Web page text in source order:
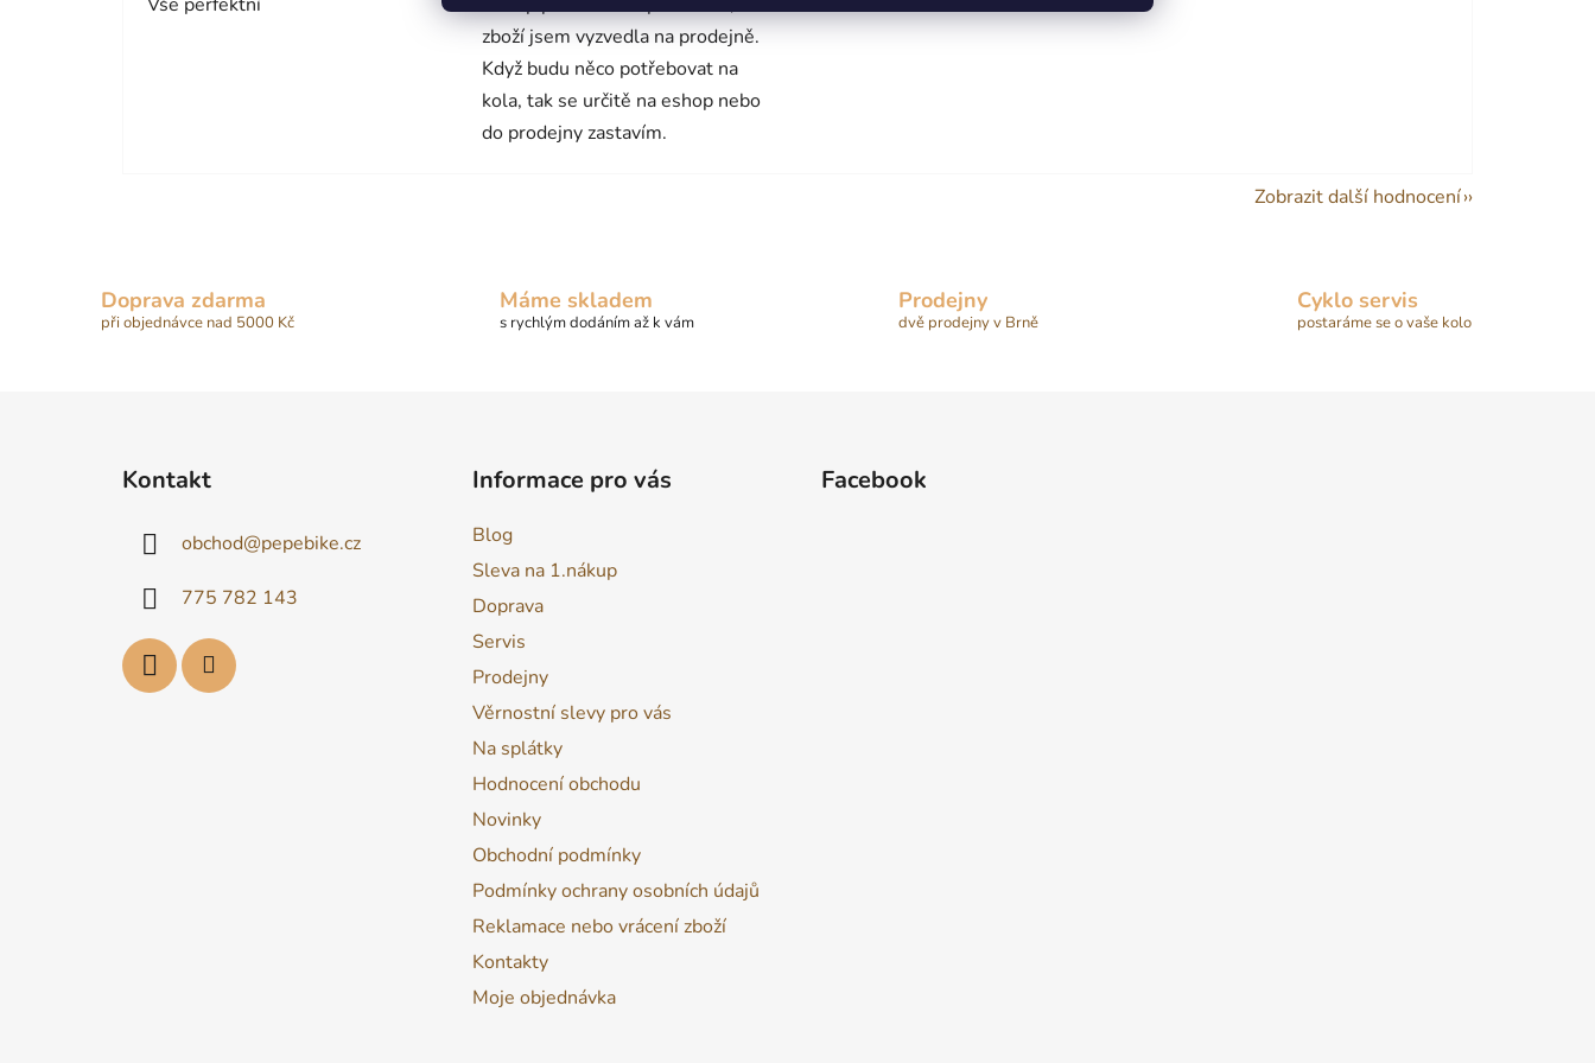
zboží jsem vyzvedla na prodejně.
Když budu něco potřebovat na
kola, tak se určitě na eshop nebo
do prodejny zastavím.
Zobrazit další hodnocení
Doprava zdarma
při objednávce nad 5000 Kč
Máme skladem
s rychlým dodáním až k vám
Prodejny
dvě prodejny v Brně
Cyklo servis
postaráme se o vaše kolo
Kontakt
obchod@pepebike.cz
775 782 143
Informace pro vás
Blog
Sleva na 1.nákup
Doprava
Servis
Prodejny
Věrnostní slevy pro vás
Na splátky
Hodnocení obchodu
Novinky
Obchodní podmínky
Podmínky ochrany osobních údajů
Reklamace nebo vrácení zboží
Kontakty
Moje objednávka
Facebook